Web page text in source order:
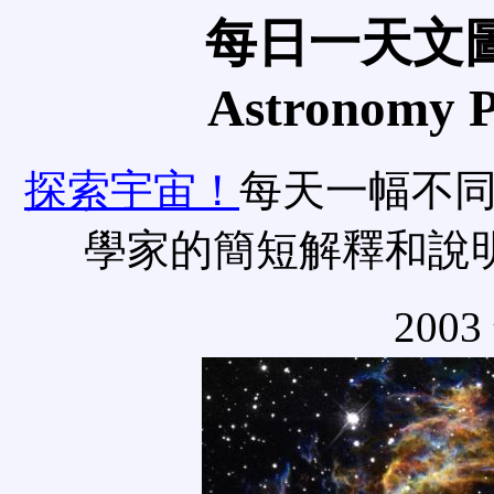
每日一天文
Astronomy
探索宇宙！ 每天一幅不
學家的簡短解釋和說